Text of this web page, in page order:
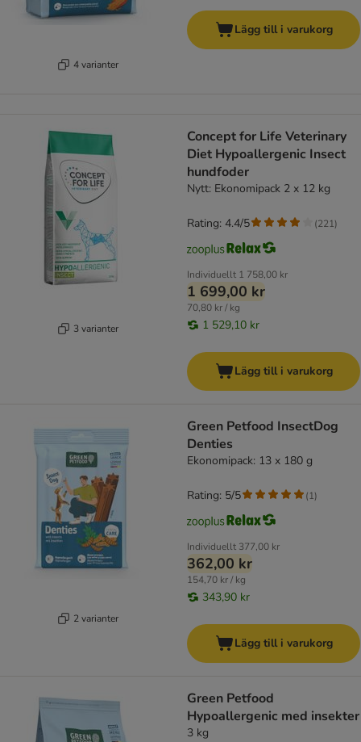
4 varianter
Lägg till i varukorg
3 varianter
Concept for Life Veterinary
Diet Hypoallergenic Insect
hundfoder
Nytt: Ekonomipack 2 x 12 kg
Individuellt 1 758,00 kr
1 699,00 kr
70,80 kr / kg
1 529,10 kr
Rating: 4.4/5 (221)
Lägg till i varukorg
2 varianter
Green Petfood InsectDog
Denties
Ekonomipack: 13 x 180 g
Individuellt 377,00 kr
362,00 kr
154,70 kr / kg
343,90 kr
Rating: 5/5 (1)
Lägg till i varukorg
Green Petfood
Hypoallergenic med insekter
3 kg